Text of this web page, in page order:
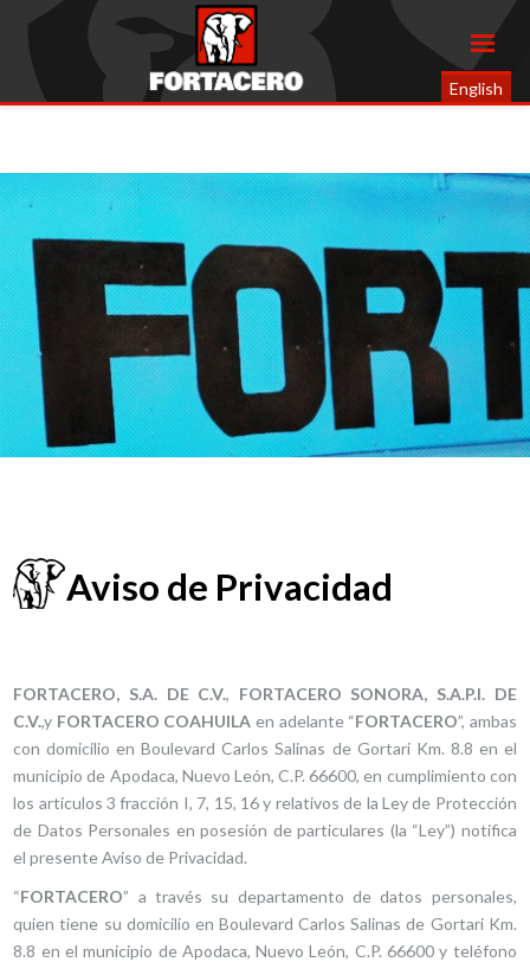
English
Aviso de Privacidad
FORTACERO, S.A. DE C.V., FORTACERO SONORA, S.A.P.I. DE
C.V.,y FORTACERO COAHUILAen adelante “FORTACERO”, ambas
con domicilio en Boulevard Carlos Salinas de Gortari Km. 8.8 en el
municipio de Apodaca, Nuevo León, C.P. 66600, en cumplimiento con
los artículos 3 fracción I, 7, 15, 16 y relativos de la Ley de Protección
de Datos Personales en posesión de particulares (la “Ley”) notifica
el presente Aviso de Privacidad.
“FORTACERO” a través su departamento de datos personales,
quien tiene su domicilio en Boulevard Carlos Salinas de Gortari Km.
8.8 en el municipio de Apodaca, Nuevo León, C.P. 66600 y teléfono